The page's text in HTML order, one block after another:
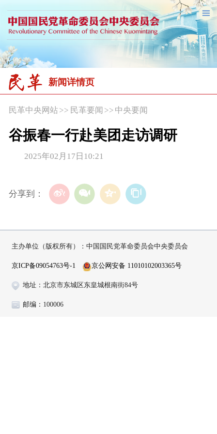
新闻详情页
民革中央网站>> 民革要闻 >> 中央要闻
谷振春一行赴美团走访调研
2025年02月17日10:21
分享到：
主办单位（版权所有）：中国国民党革命委员会中央委员会
京ICP备09054763号-1 京公网安备 11010102003365号
地址：北京市东城区东皇城根南街84号
邮编：100006